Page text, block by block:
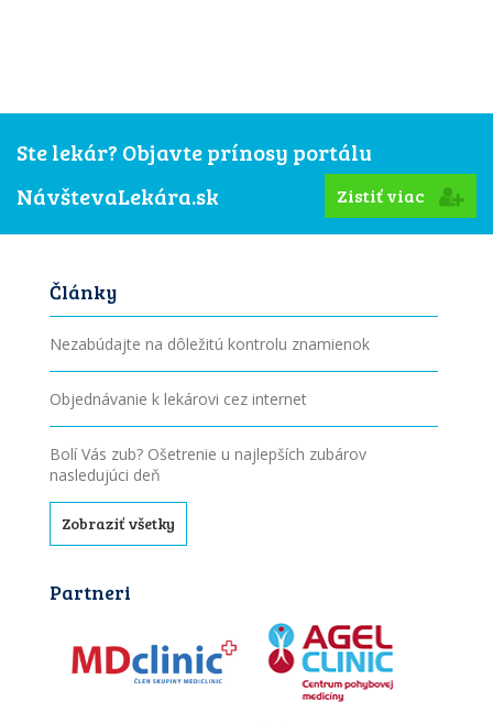
Ste lekár? Objavte prínosy portálu
NávštevaLekára.sk
Zistiť viac
Články
Nezabúdajte na dôležitú kontrolu znamienok
Objednávanie k lekárovi cez internet
Bolí Vás zub? Ošetrenie u najlepších zubárov
nasledujúci deň
Zobraziť všetky
Partneri